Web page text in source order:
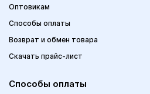
Оптовикам
Способы оплаты
Возврат и обмен товара
Скачать прайс-лист
Способы оплаты